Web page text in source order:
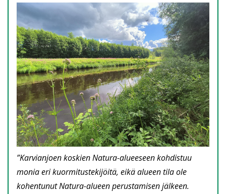
”Karvianjoen koskien Natura-alueeseen kohdistuu
monia eri kuormitustekijöitä, eikä alueen tila ole
kohentunut Natura-alueen perustamisen jälkeen.